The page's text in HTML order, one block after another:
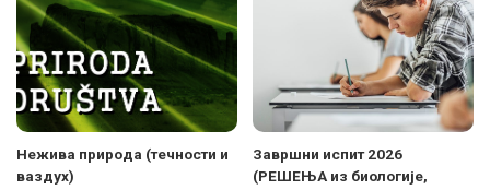
Нежива природа (течности и
ваздух)
Завршни испит 2026
(РЕШЕЊА из биологије,